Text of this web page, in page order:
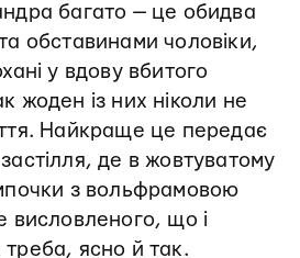
багато — це обидва
обставинами чоловіки,
у вдову вбитого
жоден із них ніколи не
Найкраще це передає
де в жовтуватому
з вольфрамовою
висловленого, що і
ясно й так.